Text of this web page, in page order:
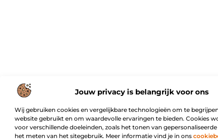
Jouw privacy is belangrijk voor ons
Wij gebruiken cookies en vergelijkbare technologieën om te
website gebruikt en om waardevolle ervaringen te bieden. Cookies
voor verschillende doeleinden, zoals het tonen van
het meten van het sitegebruik. Meer informatie vind je in ons